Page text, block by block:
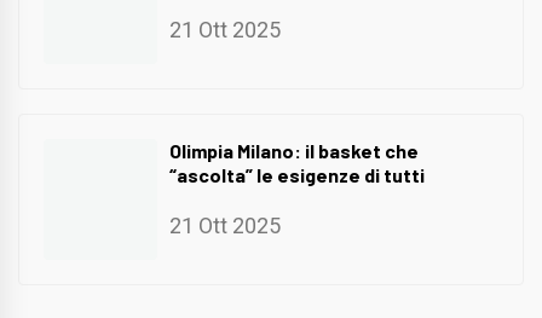
21 Ott 2025
Olimpia Milano: il basket che
“ascolta” le esigenze di tutti
21 Ott 2025